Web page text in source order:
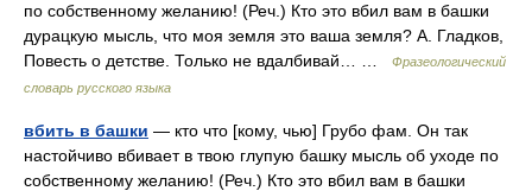
по собственному желанию! (Реч.) Кто это вбил вам в башки
дурацкую мысль, что моя земля это ваша земля? А. Гладков,
Повесть о детстве. Только не вдалбивай… …
Фразеологический
словарь русского языка
вбить в башки — кто что [кому, чью] Грубо фам. Он так
настойчиво вбивает в твою глупую башку мысль об уходе по
собственному желанию! (Реч.) Кто это вбил вам в башки